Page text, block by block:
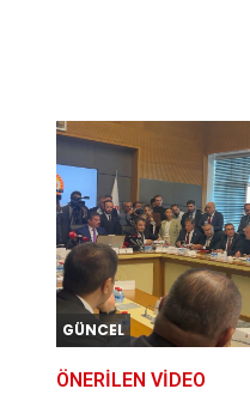
GÜNCEL
ÖNERILEN VIDEO